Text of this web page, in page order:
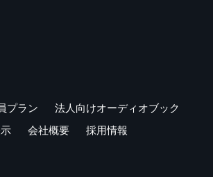
プラン
法人向けオーディオブック
会社概要 採用情報